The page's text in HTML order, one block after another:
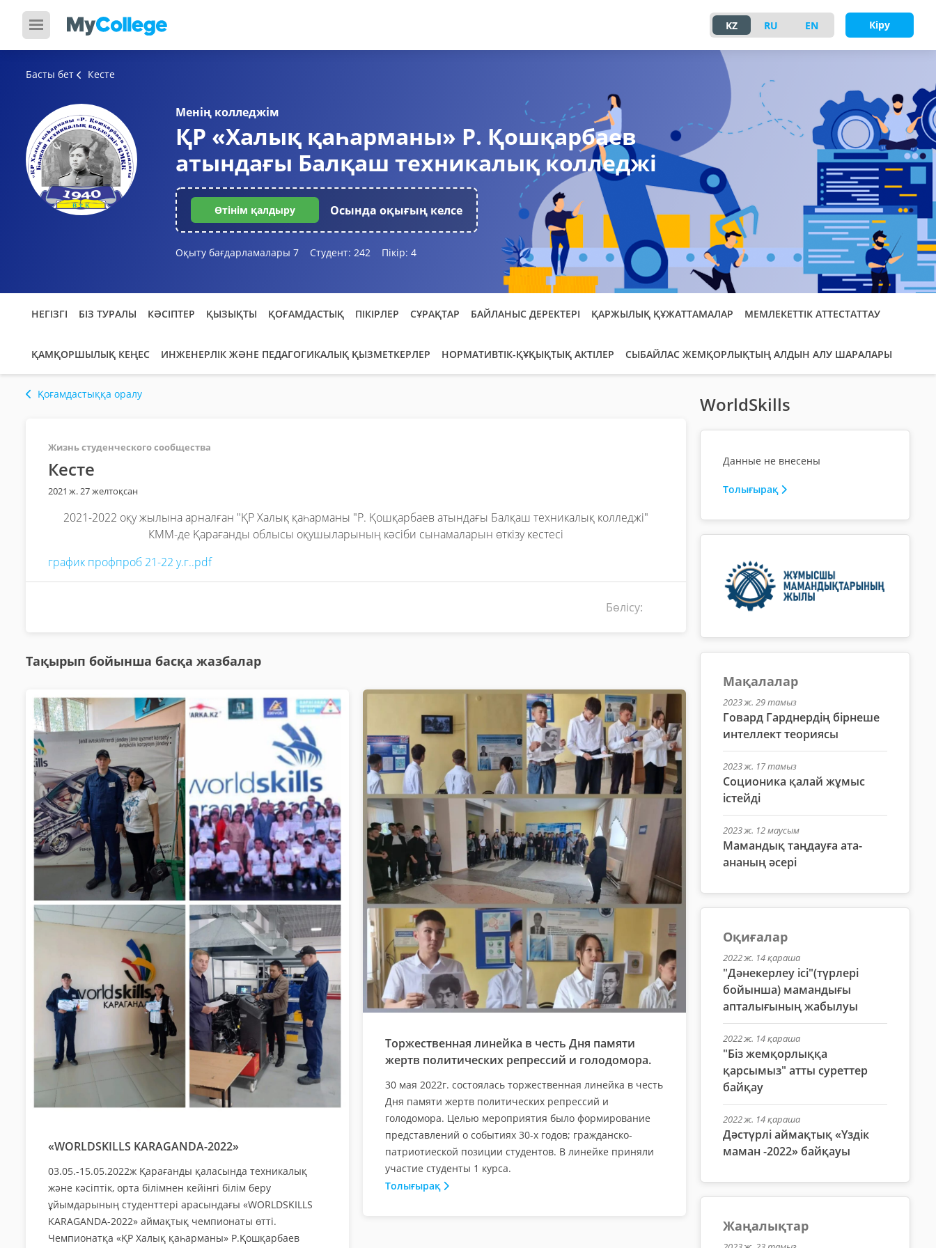
KZ RU EN Кіру
Басты бет Кесте
Менің колледжім
ҚР «Халық қаһарманы» Р. Қошқарбаев
атындағы Балқаш техникалық колледжі
Өтінім қалдыру Осында оқығың келсе
Оқыту бағдарламалары 7 Студент: 242 Пікір: 4
НЕГІЗГІ БІЗ ТУРАЛЫ КӘСІПТЕР ҚЫЗЫҚТЫ ҚОҒАМДАСТЫҚ ПІКІРЛЕР СҰРАҚТАР БАЙЛАНЫС ДЕРЕКТЕРІ ҚАРЖЫЛЫҚ ҚҰЖАТТАМАЛАР МЕМЛЕКЕТТІК АТТЕСТАТТАУ
ҚАМҚОРШЫЛЫҚ КЕҢЕС ИНЖЕНЕРЛІК ЖӘНЕ ПЕДАГОГИКАЛЫҚ ҚЫЗМЕТКЕРЛЕР НОРМАТИВТІК-ҚҰҚЫҚТЫҚ АКТІЛЕР СЫБАЙЛАС ЖЕМҚОРЛЫҚТЫҢ АЛДЫН АЛУ ШАРАЛАРЫ
Қоғамдастыққа оралу
Жизнь студенческого сообщества
Кесте
2021 ж. 27 желтоқсан
2021-2022 оқу жылына арналған "ҚР Халық қаһарманы "Р. Қошқарбаев атындағы Балқаш техникалық колледжі"
КММ-де Қарағанды облысы оқушыларының кәсіби сынамаларын өткізу кестесі
график профпроб 21-22 у.г..pdf
Бөлісу:
Тақырып бойынша басқа жазбалар
«WORLDSKILLS KARAGANDA-2022»
03.05.-15.05.2022ж Қарағанды қаласында техникалық
және кәсіптік, орта білімнен кейінгі білім беру
ұйымдарының студенттері арасындағы «WORLDSKILLS
KARAGANDA-2022» аймақтық чемпионаты өтті.
Чемпионатқа «ҚР Халық қаһарманы» Р.Қошқарбаев
Торжественная линейка в честь Дня памяти
жертв политических репрессий и голодомора.
30 мая 2022г. состоялась торжественная линейка в честь
Дня памяти жертв политических репрессий и
голодомора. Целью мероприятия было формирование
представлений о событиях 30-х годов; гражданско-
патриотиеской позиции студентов. В линейке приняли
участие студенты 1 курса.
Толығырақ
WorldSkills
Данные не внесены
Толығырақ
Мақалалар
2023 ж. 29 тамыз
Говард Гарднердің бірнеше
интеллект теориясы
2023 ж. 17 тамыз
Соционика қалай жұмыс
істейді
2023 ж. 12 маусым
Мамандық таңдауға ата-
ананың әсері
Оқиғалар
2022 ж. 14 қараша
"Дәнекерлеу ісі"(түрлері
бойынша) мамандығы
апталығының жабылуы
2022 ж. 14 қараша
"Біз жемқорлыққа
қарсымыз" атты суреттер
байқау
2022 ж. 14 қараша
Дәстүрлі аймақтық «Үздік
маман -2022» байқауы
Жаңалықтар